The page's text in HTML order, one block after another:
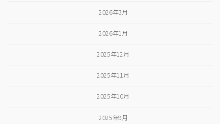
2026年3月
2026年1月
2025年12月
2025年11月
2025年10月
2025年9月